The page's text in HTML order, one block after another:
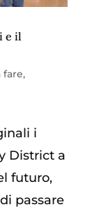
e il
fare,
i
District a
futuro,
passare